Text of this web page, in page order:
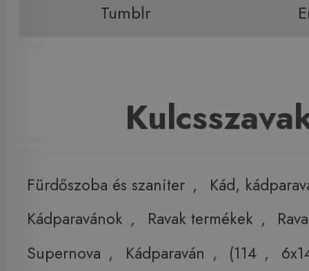
Tumblr
Fürdőszoba és szaniter ,
Kád,
Kádparavánok , Ravak termékek ,
Supernova , Kádparaván , (114 ,